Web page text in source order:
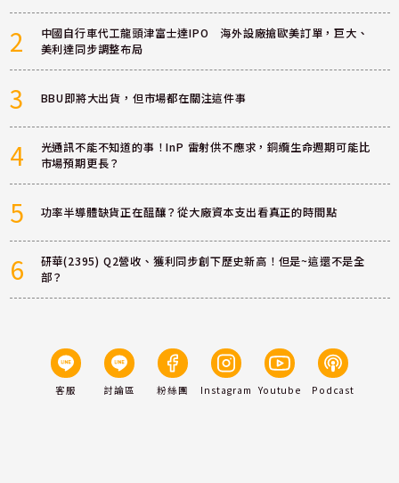
2
中國自行車代工龍頭津富士達IPO 海外設廠搶歐美訂單，巨大、
美利達同步調整布局
3 BBU即將大出貨，但市場都在關注這件事
4
光通訊不能不知道的事！InP 雷射供不應求，銅纜生命週期可能比
市場預期更長？
5 功率半導體缺貨正在醞釀？從大廠資本支出看真正的時間點
6
研華(2395) Q2營收、獲利同步創下歷史新高！但是~這還不是全
部？
客服 討論區 粉絲團 Instagram Youtube Podcast